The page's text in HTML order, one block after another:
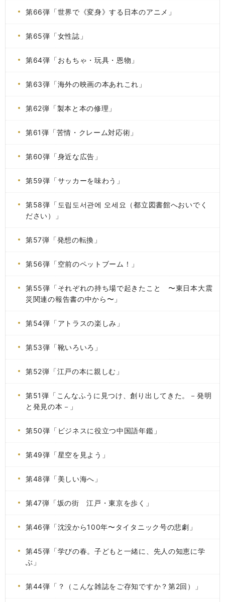
第66弾「世界で《変身》する日本のアニメ」
第65弾「女性誌」
第64弾「おもちゃ・玩具・恩物」
第63弾「海外の映画の本あれこれ」
第62弾「製本と本の修理」
第61弾「苦情・クレーム対応術」
第60弾「身近な広告」
第59弾「サッカーを味わう」
第58弾「도립도서관에 오세요（都立図書館へおいでく
ださい）」
第57弾「発想の転換」
第56弾「空前のペットブーム！」
第55弾「それぞれの持ち場で起きたこと 〜東日本大震
災関連の報告書の中から〜」
第54弾「アトラスの楽しみ」
第53弾「靴いろいろ」
第52弾「江戸の本に親しむ」
第51弾「こんなふうに見つけ、創り出してきた。－発明
と発見の本－」
第50弾「ビジネスに役立つ中国語年鑑」
第49弾「星空を見よう」
第48弾「美しい海へ」
第47弾「坂の街 江戸・東京を歩く」
第46弾「沈没から100年〜タイタニック号の悲劇」
第45弾「学びの春。子どもと一緒に、先人の知恵に学
ぶ」
第44弾「？（こんな雑誌をご存知ですか？第2回）」